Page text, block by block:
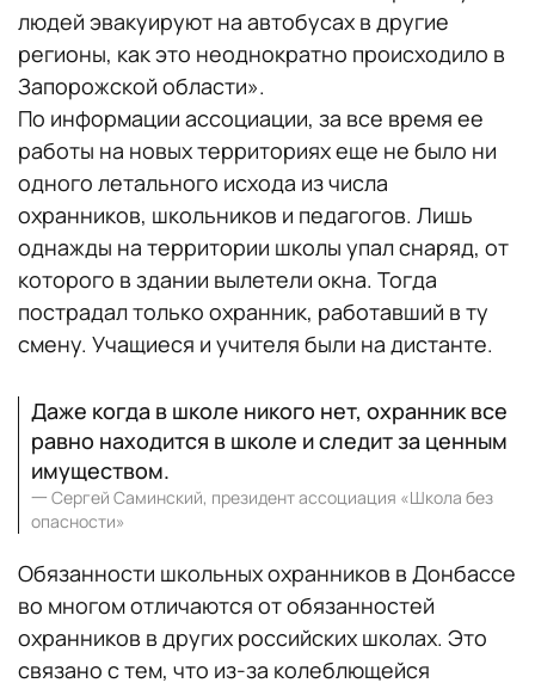
людей эвакуируют на автобусах в другие
регионы, как это неоднократно происходило в
Запорожской области».
По информации ассоциации, за все время ее
работы на новых территориях еще не было ни
одного летального исхода из числа
охранников, школьников и педагогов. Лишь
однажды на территории школы упал снаряд, от
которого в здании вылетели окна. Тогда
пострадал только охранник, работавший в ту
смену. Учащиеся и учителя были на дистанте.
Даже когда в школе никого нет, охранник все
равно находится в школе и следит за ценным
имуществом.
一 Сергей Саминский, президент ассоциация «Школа без
опасности»
Обязанности школьных охранников в Донбассе
во многом отличаются от обязанностей
охранников в других российских школах. Это
связано с тем, что из-за колеблющейся